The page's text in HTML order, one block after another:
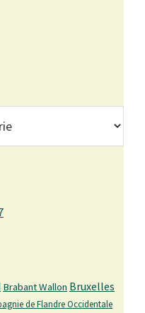
Brabant Wallon Bruxelles
de Flandre Occidentale